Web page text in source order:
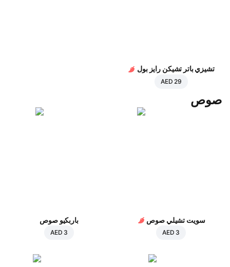
تشيزي باتر تشيكن رايز بول
AED 29
صوص
سويت تشيلي صوص
AED 3
باربكيو صوص
AED 3